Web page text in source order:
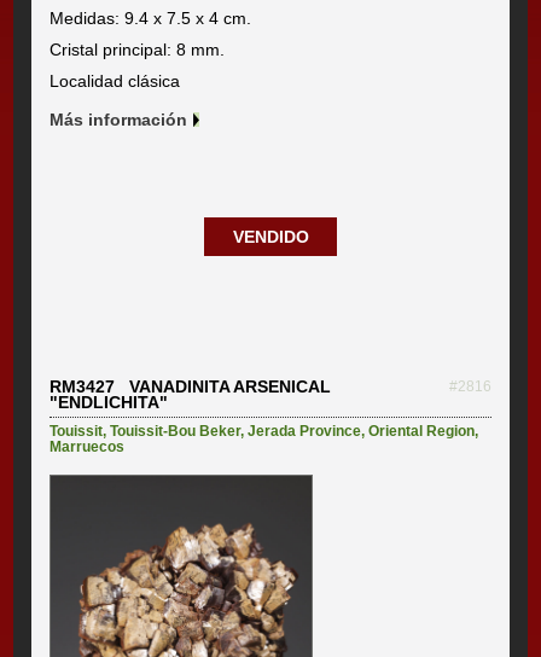
Medidas: 9.4 x 7.5 x 4 cm.
Cristal principal: 8 mm.
Localidad clásica
Más información
VENDIDO
RM3427 VANADINITA ARSENICAL
"ENDLICHITA"
#2816
Touissit,Touissit-Bou Beker,Jerada Province,Oriental Region,
Marruecos